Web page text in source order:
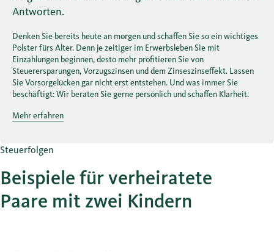
Antworten.
Denken Sie bereits heute an morgen und schaffen Sie so ein wichtiges
Polster fürs Alter. Denn je zeitiger im Erwerbsleben Sie mit
Einzahlungen beginnen, desto mehr profitieren Sie von
Steuerersparungen, Vorzugszinsen und dem Zinseszinseffekt. Lassen
Sie Vorsorgelücken gar nicht erst entstehen. Und was immer Sie
beschäftigt: Wir beraten Sie gerne persönlich und schaffen Klarheit.
Mehr erfahren
Steuerfolgen
Beispiele für verheiratete
Paare mit zwei Kindern